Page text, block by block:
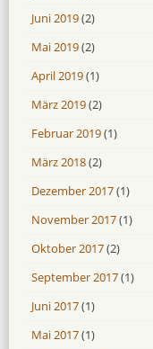
Juni 2019(2)
Mai 2019(2)
April 2019(1)
März 2019(2)
Februar 2019(1)
März 2018(2)
Dezember 2017(1)
November 2017(1)
Oktober 2017(2)
September 2017(1)
Juni 2017(1)
Mai 2017(1)